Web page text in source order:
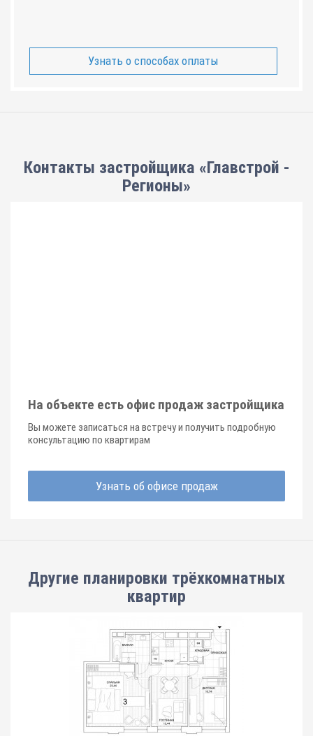
Узнать о способах оплаты
Контакты застройщика «Главстрой -
Регионы»
На объекте есть офис продаж застройщика
Вы можете записаться на встречу и получить подробную
консультацию по квартирам
Узнать об офисе продаж
Другие планировки трёхкомнатных
квартир